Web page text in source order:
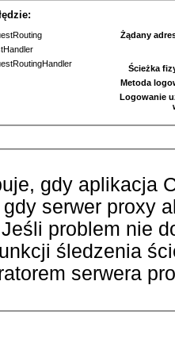
Żądany
Ścieżka
Metoda
Logowanie
gdy aplikacja
serwer proxy
problem nie
śledzenia
serwera